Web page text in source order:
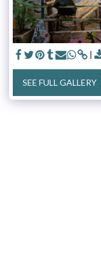
SEE FULL GALLERY